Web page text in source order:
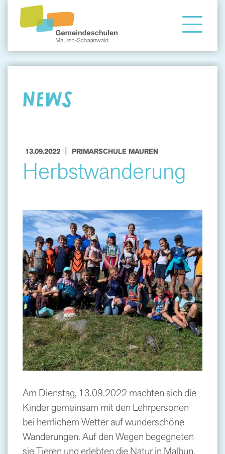
Gemeindeschule
NEWS
13.09.2022 | PRIMARSCHULE MAUREN
Herbstwanderung
Am Dienstag, 13.09.2022 machten sich die
Kinder gemeinsam mit den Lehrpersonen
bei herrlichem Wetter auf wunderschöne
Wanderungen. Auf den Wegen begegneten
sie Tieren und erlebten die Natur in Malbun.